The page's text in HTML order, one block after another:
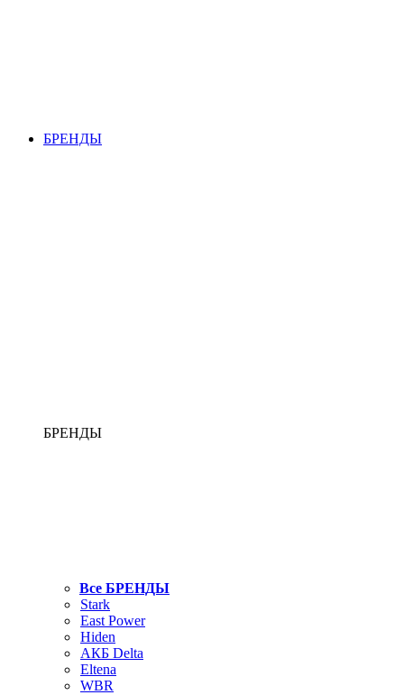
БРЕНДЫ
БРЕНДЫ
Все БРЕНДЫ
Stark
East Power
Hiden
АКБ Delta
Eltena
WBR